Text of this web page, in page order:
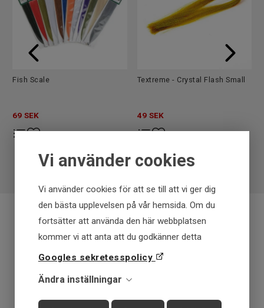
Vi använder cookies
Vi använder cookies för att se till att vi ger dig
den bästa upplevelsen på vår hemsida. Om du
fortsätter att använda den här webbplatsen
kommer vi att anta att du godkänner detta
Googles sekretesspolicy
Ändra inställningar
EAN
7340009347748
Fish Scale
69 SEK
Textreme - Crystal Flash Small
49 SEK
Fraktfritt över 699 kr
Snabba leveranser